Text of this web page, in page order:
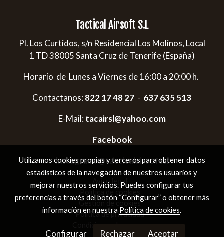
Tactical Airsoft S.L
Pl. Los Curtidos, s/n Residencial Los Molinos, Local
1 TD 38005 Santa Cruz de Tenerife (España)
Horario de Lunes a Viernes de 16:00 a 20:00 h.
Contactanos: 822 17 48 27 - 637 635 513
E-Mail: tacairsl@yahoo.com
Facebook
Instagram:@tacticalairsoftsl
Aviso legal
Gestión de cookies
Política de privacidad
Utilizamos cookies propias y terceros para obtener datos
estadísticos de la navegación de nuestros usuarios y
mejorar nuestros servicios. Puedes configurar tus
preferencias a través del botón “Configurar” o obtener más
información en nuestra Política de cookies.
Configurar Rechazar Aceptar